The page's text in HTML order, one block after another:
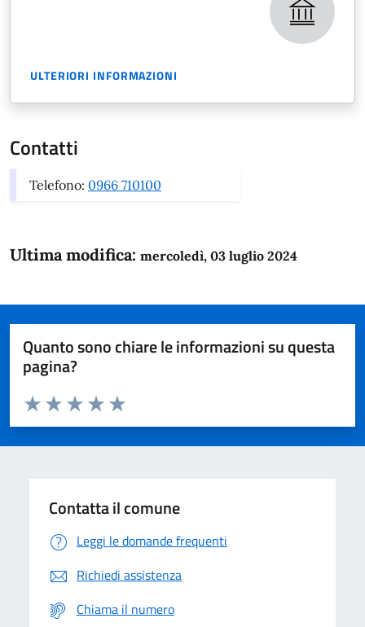
ULTERIORI INFORMAZIONI
Contatti
Telefono: 0966 710100
Ultima modifica: mercoledì, 03 luglio 2024
Quanto sono chiare le informazioni su questa
pagina?
Domanda
Valuta da 1 a 5 stelle la pagina
Valuta 5 stelle su 5
Valuta 4 stelle su 5
Valuta 3 stelle su 5
Valuta 2 stelle su 5
Valuta 1 stelle su 5
Contatta il comune
Leggi le domande frequenti
Richiedi assistenza
Chiama il numero